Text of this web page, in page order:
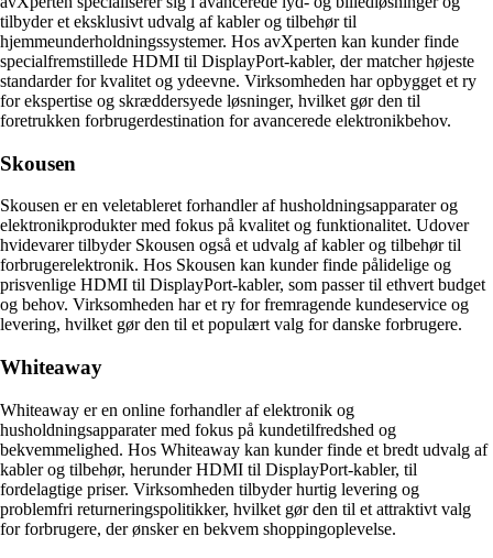
tilbyder et eksklusivt udvalg af kabler og tilbehør til
hjemmeunderholdningssystemer. Hos avXperten kan kunder finde
specialfremstillede HDMI til DisplayPort-kabler, der matcher højeste
standarder for kvalitet og ydeevne. Virksomheden har opbygget et ry
for ekspertise og skræddersyede løsninger, hvilket gør den til
foretrukken forbrugerdestination for avancerede elektronikbehov.
Skousen
Skousen er en veletableret forhandler af husholdningsapparater og
elektronikprodukter med fokus på kvalitet og funktionalitet. Udover
hvidevarer tilbyder Skousen også et udvalg af kabler og tilbehør til
forbrugerelektronik. Hos Skousen kan kunder finde pålidelige og
prisvenlige HDMI til DisplayPort-kabler, som passer til ethvert budget
og behov. Virksomheden har et ry for fremragende kundeservice og
levering, hvilket gør den til et populært valg for danske forbrugere.
Whiteaway
Whiteaway er en online forhandler af elektronik og
husholdningsapparater med fokus på kundetilfredshed og
bekvemmelighed. Hos Whiteaway kan kunder finde et bredt udvalg af
kabler og tilbehør, herunder HDMI til DisplayPort-kabler, til
fordelagtige priser. Virksomheden tilbyder hurtig levering og
problemfri returneringspolitikker, hvilket gør den til et attraktivt valg
for forbrugere, der ønsker en bekvem shoppingoplevelse.